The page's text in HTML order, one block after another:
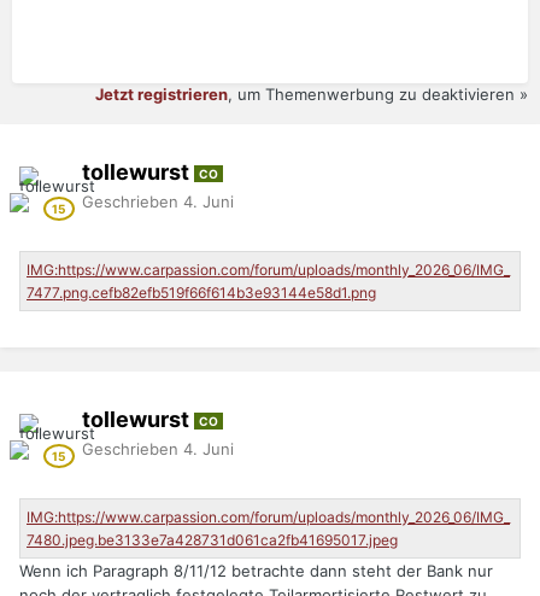
Jetzt registrieren, um Themenwerbung zu deaktivieren »
tollewurst CO
Geschrieben 4. Juni
tollewurst CO
Geschrieben 4. Juni
Wenn ich Paragraph 8/11/12 betrachte dann steht der Bank nur